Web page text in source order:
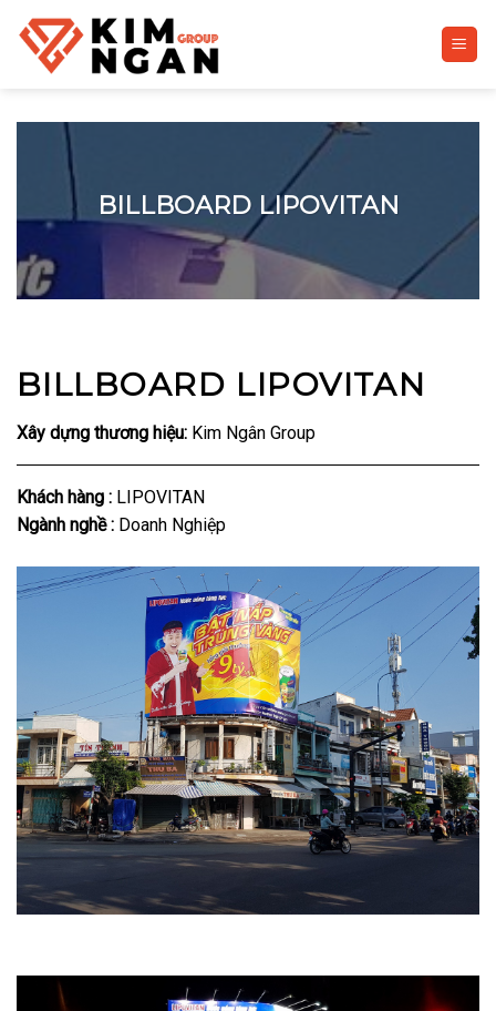
Skip
content
BILLBOARD LIPOVITAN
BILLBOARD LIPOVITAN
Xây dựng thương hiệu: Kim Ngân Group
Khách hàng : LIPOVITAN
Ngành nghề : Doanh Nghiệp